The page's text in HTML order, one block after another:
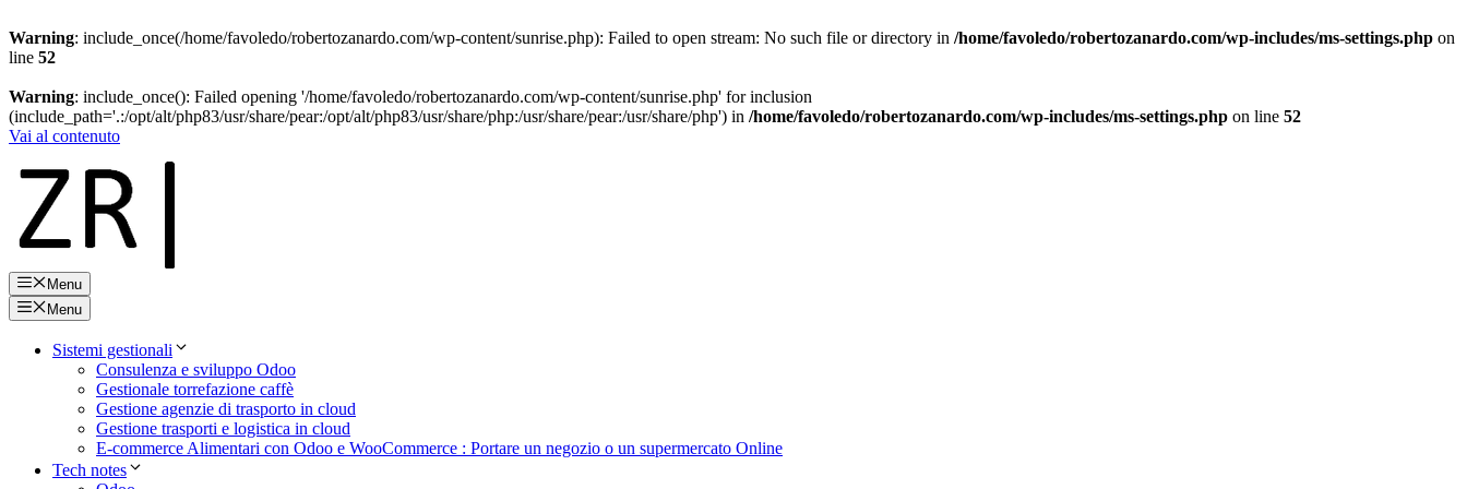
Warning: include_once(/home/favoledo/robertozanardo.com/wp-content/sunrise.php): Failed to open stream: No such file or directory in /home/favoledo/robertozanardo.com/wp-includes/ms-settings.php on
line 52
Warning: include_once(): Failed opening '/home/favoledo/robertozanardo.com/wp-content/sunrise.php' for inclusion
(include_path='.:/opt/alt/php83/usr/share/pear:/opt/alt/php83/usr/share/php:/usr/share/pear:/usr/share/php') in /home/favoledo/robertozanardo.com/wp-includes/ms-settings.php on line 52
Vai al contenuto
Menu
Menu
Sistemi gestionali
Consulenza e sviluppo Odoo
Gestionale torrefazione caffè
Gestione agenzie di trasporto in cloud
Gestione trasporti e logistica in cloud
E-commerce Alimentari con Odoo e WooCommerce : Portare un negozio o un supermercato Online
Tech notes